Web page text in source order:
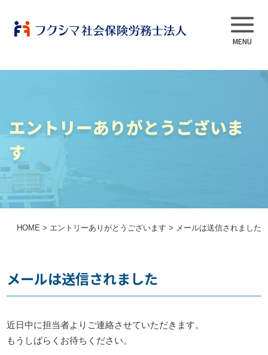
よくある質問
お知らせ
事務所だより
エントリーありがとうございま
す
HOME > エントリーありがとうございます > メールは送信されました
メールは送信されました
近日中に担当者よりご連絡させていただきます。
もうしばらくお待ちください。